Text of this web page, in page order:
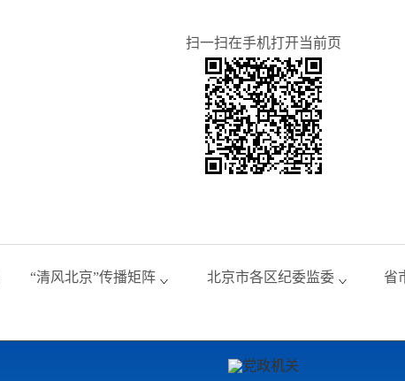
扫一扫在手机打开当前页
“清风北京”传播矩阵 北京市各区纪委监委 省